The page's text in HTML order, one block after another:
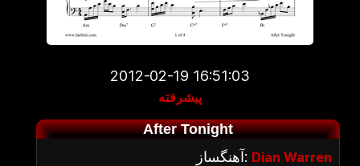
2012-02-19 16:51:03
پیشرفته
After Tonight
آهنگساز: Dian Warren